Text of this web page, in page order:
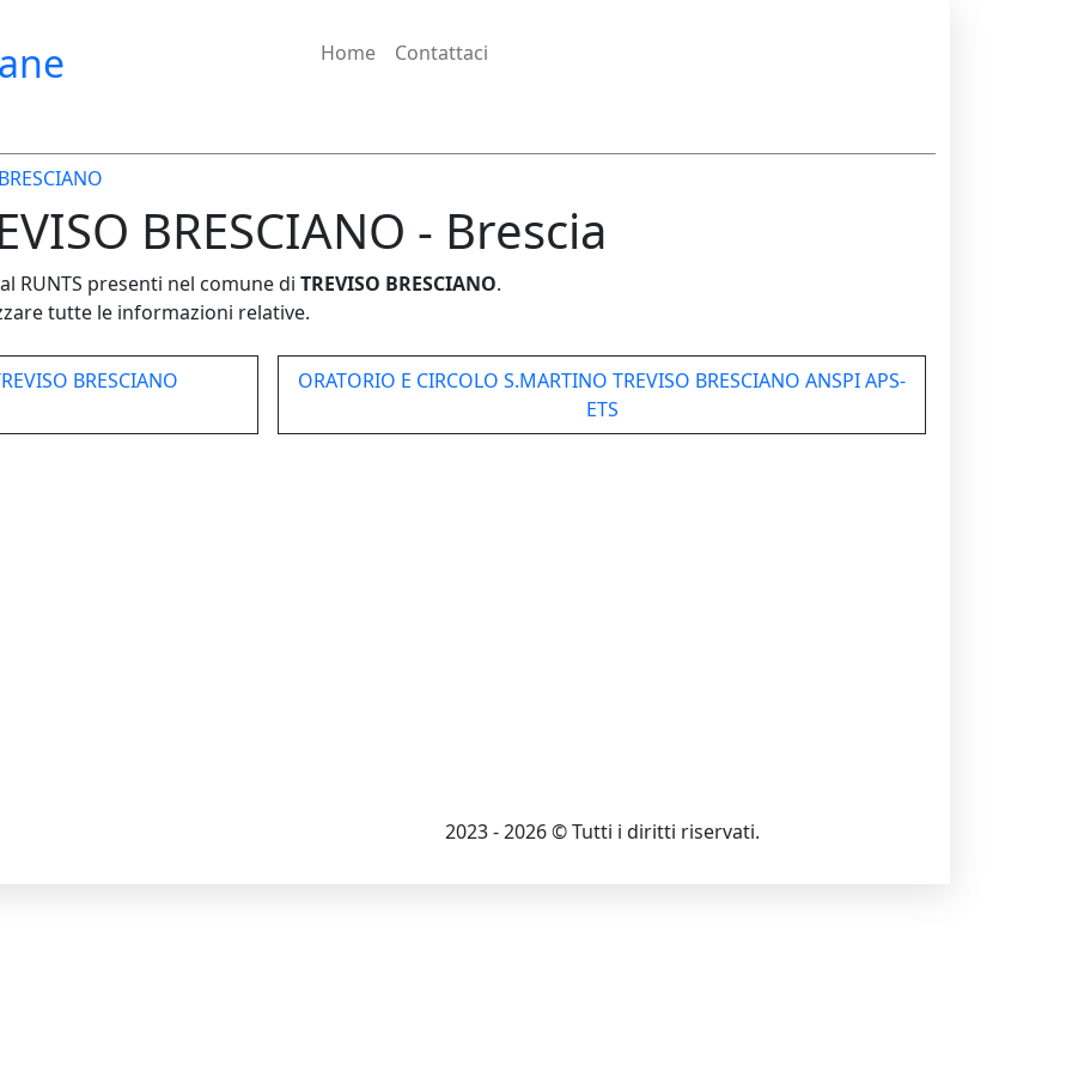
Home Contattaci
BRESCIANO - Brescia
RUNTS presenti nel comune di TREVISO BRESCIANO.
tutte le informazioni relative.
BRESCIANO
ORATORIO E CIRCOLO S.MARTINO TREVISO BRESCIANO ANSPI APS-
ETS
2023 - 2026 © Tutti i diritti riservati.